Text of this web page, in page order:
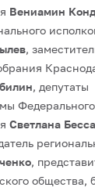
Вениамин
,
, депутаты
Светлана
,
общества,